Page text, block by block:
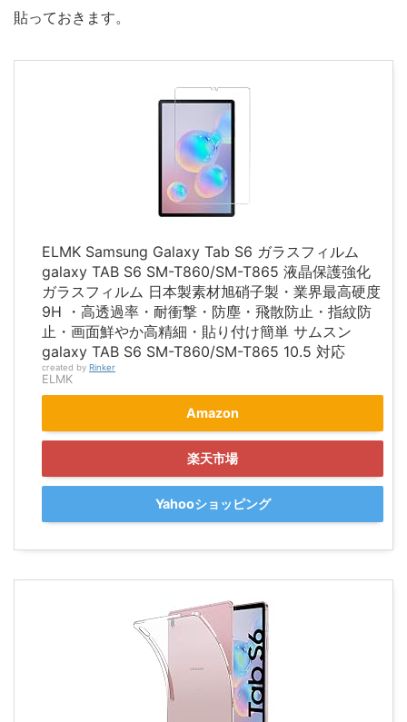
貼っておきます。
ELMK Samsung Galaxy Tab S6 ガラスフィルム
galaxy TAB S6 SM-T860/SM-T865 液晶保護強化
ガラスフィルム 日本製素材旭硝子製・業界最高硬度
9H ・高透過率・耐衝撃・防塵・飛散防止・指紋防
止・画面鮮やか高精細・貼り付け簡単 サムスン
galaxy TAB S6 SM-T860/SM-T865 10.5 対応
created by Rinker
ELMK
Amazon
楽天市場
Yahooショッピング